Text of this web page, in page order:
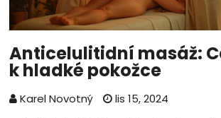
Anticelulitidní masáž:
k hladké pokožce
Karel Novotný
lis 15, 2024